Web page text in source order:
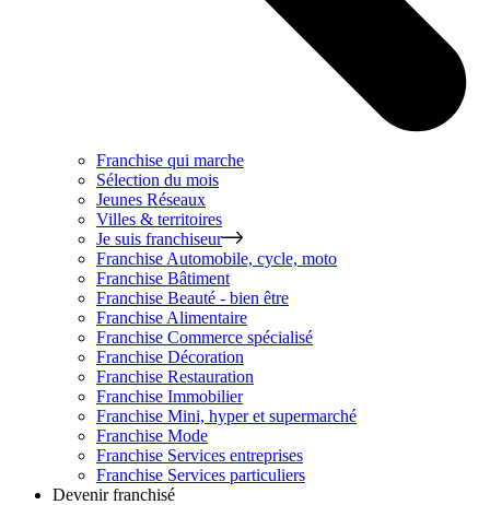
Franchise qui marche
Sélection du mois
Jeunes Réseaux
Villes & territoires
Je suis franchiseur
Franchise Automobile, cycle, moto
Franchise Bâtiment
Franchise Beauté - bien être
Franchise Alimentaire
Franchise Commerce spécialisé
Franchise Décoration
Franchise Restauration
Franchise Immobilier
Franchise Mini, hyper et supermarché
Franchise Mode
Franchise Services entreprises
Franchise Services particuliers
Devenir franchisé